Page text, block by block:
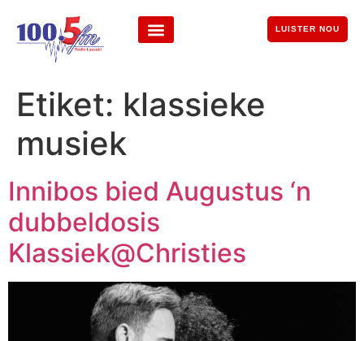
LUISTER NOU
Etiket: klassieke
musiek
Innibos bied Augustus ‘n
dubbeldosis
Klassiek@Christies